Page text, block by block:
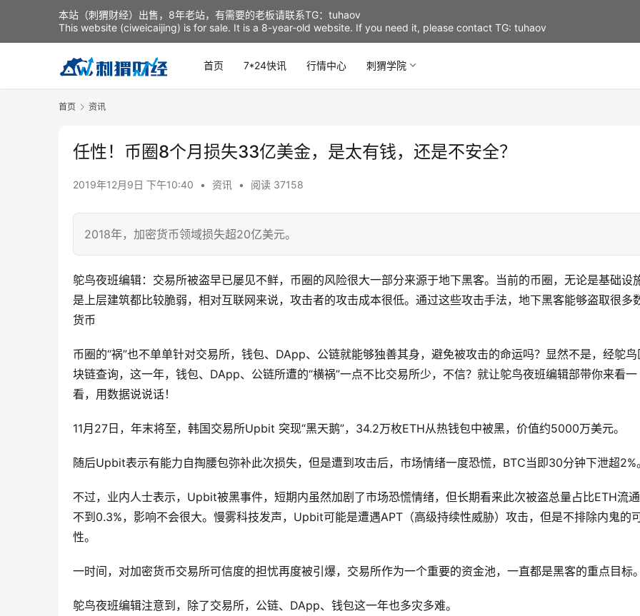
首页 7*24快讯 行情中心 刺猬学院
首页 资讯
任性！币圈8个月损失33亿美金，是太有钱，还是不安全？
2019年12月9日 下午10:40 • 资讯 • 阅读 37158
2018年，加密货币领域损失超20亿美元。
鸵鸟夜班编辑：交易所被盗早已屡见不鲜，币圈的风险很大一部分来源于地下黑客。当前的币圈，无论是基础设
是上层建筑都比较脆弱，相对互联网来说，攻击者的攻击成本很低。通过这些攻击手法，地下黑客能够盗取很多
货币
币圈的“祸”也不单单针对交易所，钱包、DApp、公链就能够独善其身，避免被攻击的命运吗？显然不是，经鸵鸟
块链查询，这一年，钱包、DApp、公链所遭的“横祸”一点不比交易所少，不信？就让鸵鸟夜班编辑部带你来看一
看，用数据说说话！
11月27日，年末将至，韩国交易所Upbit 突现“黑天鹅”，34.2万枚ETH从热钱包中被黑，价值约5000万美元。
随后Upbit表示有能力自掏腰包弥补此次损失，但是遭到攻击后，市场情绪一度恐慌，BTC当即30分钟下泄超2%。
不过，业内人士表示，Upbit被黑事件，短期内虽然加剧了市场恐慌情绪，但长期看来此次被盗总量占比ETH流
不到0.3%，影响不会很大。慢雾科技发声，Upbit可能是遭遇APT（高级持续性威胁）攻击，但是不排除内鬼的
性。
一时间，对加密货币交易所可信度的担忧再度被引爆，交易所作为一个重要的资金池，一直都是黑客的重点目标。
鸵鸟夜班编辑注意到，除了交易所，公链、DApp、钱包这一年也多灾多难。
本站（刺猬财经）出售，8年老站，有需要的老板请联系TG：tuhaov
This website (ciweicaijing) is for sale. It is a 8-year-old website. If you need it, please contact TG: tuhaov